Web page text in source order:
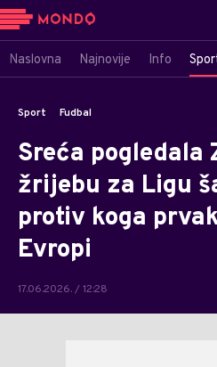
Naslovna Najnovije Info
Sport Fudbal
Sreća pogledala
žrijebu za Ligu
protiv koga
Evropi
17.06.2026. / 12:28